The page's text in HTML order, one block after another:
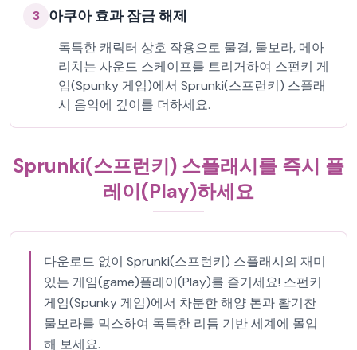
3 아쿠아 효과 잠금 해제
독특한 캐릭터 상호 작용으로 물결, 물보라, 메아
리치는 사운드 스케이프를 트리거하여 스펀키 게
임(Spunky 게임)에서 Sprunki(스프런키) 스플래
시 음악에 깊이를 더하세요.
Sprunki(스프런키) 스플래시를 즉시 플
레이(Play)하세요
다운로드 없이 Sprunki(스프런키) 스플래시의 재미
있는 게임(game)플레이(Play)를 즐기세요! 스펀키
게임(Spunky 게임)에서 차분한 해양 톤과 활기찬
물보라를 믹스하여 독특한 리듬 기반 세계에 몰입
해 보세요.